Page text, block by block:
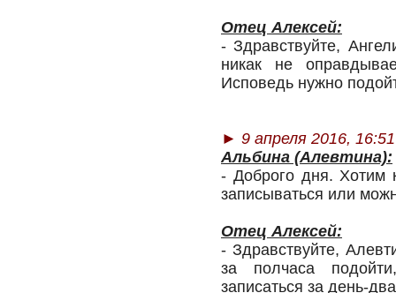
Отец Алексей:
- Здравствуйте,
никак не
Исповедь нужно
► 9 апреля 2016, 16:51
Альбина (Алевтина):
- Доброго дня. Хотим
записываться или
Отец Алексей:
- Здравствуйте,
за полчаса
записаться за день-